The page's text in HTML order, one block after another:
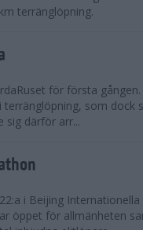
terränglöpning.
för första
som dock
sig därför arr...
i Beijing
öppet för allmänheten